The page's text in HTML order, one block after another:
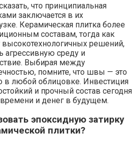
что принципиальная
заключается в их
Керамическая плитка более
составам, тогда как
высокотехнологичных решений,
среду и
Выбирая между
помните, что швы — это
в любой облицовке. Инвестиция
и прочный состав сегодня
и денег в будущем.
эпоксидную затирку
плитки?